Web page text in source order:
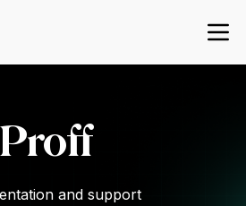
Proff
and support